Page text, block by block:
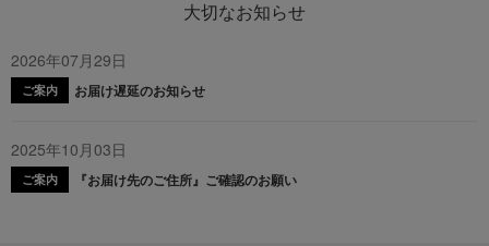
大切なお知らせ
2026年07月29日
ご案内 お届け遅延のお知らせ
2025年10月03日
ご案内 『お届け先のご住所』ご確認のお願い